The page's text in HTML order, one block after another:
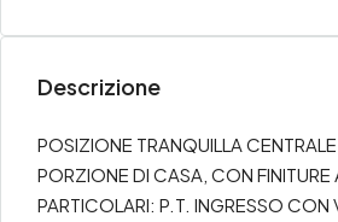
Descrizione
POSIZIONE TRANQUILLA
PORZIONE DI CASA, CON FINITURE
PARTICOLARI: P.T. INGRESSO CON